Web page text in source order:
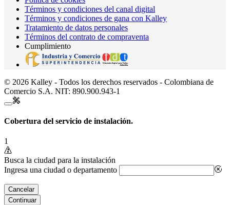
Términos y condiciones del canal digital
Términos y condiciones de gana con Kalley
Tratamiento de datos personales
Términos del contrato de compraventa
Cumplimiento
© 2026 Kalley - Todos los derechos reservados - Colombiana de
Comercio S.A. NIT: 890.900.943-1
Cobertura del servicio de instalación.
1
Busca la ciudad para la instalación
Ingresa una ciudad o departamento
Cancelar
Continuar